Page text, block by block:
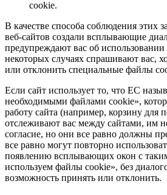
cookie.
В качестве способа соблюдения этих
веб-сайтов создали всплывающие
предупреждают вас об
некоторых случаях спрашивают вас,
или отклонить специальные файлы
Если сайт использует то, что ЕС
необходимыми файлами cookie»,
работу сайта (например, корзину для
отслеживают вас между сайтами, им
согласие, но они все равно должны
все равно могут повторно
появлению всплывающих окон с
используем файлы cookie», без
возможность принять или отклонить.